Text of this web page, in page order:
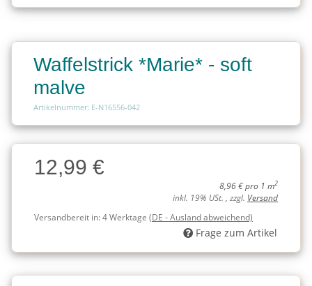
Waffelstrick *Marie* - soft
malve
Artikelnummer: E-N16556-042
Charge
Charge12,99 €
8,96 € pro 1 m2
inkl. 19% USt. , zzgl. Versand
Versandbereit in:4 Werktage (DE - Ausland abweichend)
Frage zum Artikel